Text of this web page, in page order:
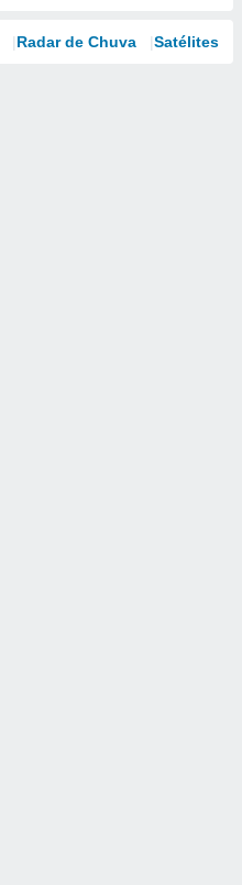
Radar de Chuva Satélites